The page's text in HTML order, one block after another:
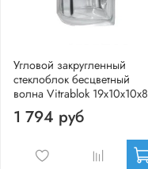
Угловой закругленный
стеклоблок бесцветный
волна Vitrablok 19x10x10x8
1 794 руб